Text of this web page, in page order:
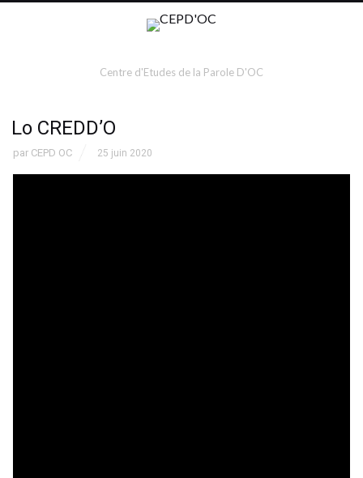
Centre d'Etudes de la Parole D'OC
Lo CREDD’O
par CEPD OC 25 juin 2020